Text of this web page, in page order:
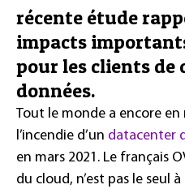
récente étude
impacts
pour les clients de
données.
Tout le monde a encore en
l’incendie d’un datacenter
en mars 2021. Le français
du cloud, n’est pas le seul